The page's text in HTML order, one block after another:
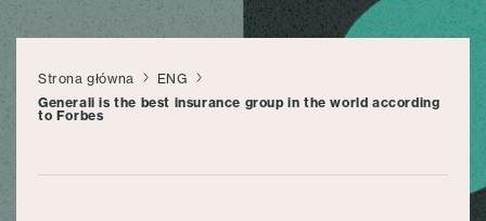
Strona główna
ENG
Generali is the best insurance group in the world according
to Forbes